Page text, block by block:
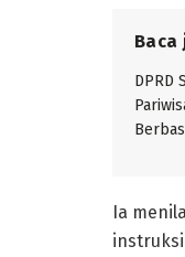
Baca
DPRD
Ia